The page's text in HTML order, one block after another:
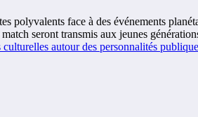
polyvalents face à des événements
seront transmis aux jeunes
culturelles autour des personnalités